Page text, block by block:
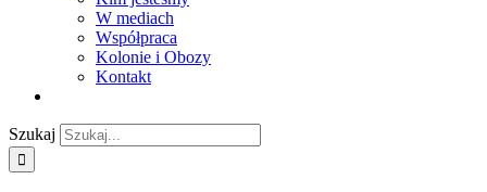
W mediach
Współpraca
Kolonie i Obozy
Kontakt
Szukaj